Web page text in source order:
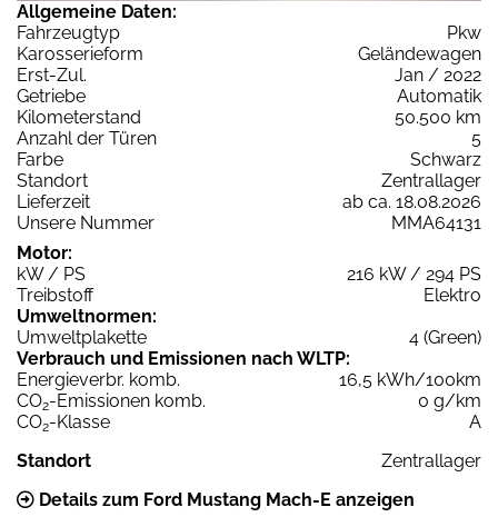
Allgemeine Daten:
Fahrzeugtyp
Pkw
Karosserieform
Geländewagen
Erst-Zul.
Jan / 2022
Getriebe
Automatik
Kilometerstand
50.500 km
Anzahl der Türen
5
Farbe
Schwarz
Standort
Zentrallager
Lieferzeit
ab ca. 18.08.2026
Unsere Nummer
MMA64131
Motor:
kW / PS
216 kW / 294 PS
Treibstoff
Elektro
Umweltnormen:
Umweltplakette
4 (Green)
Verbrauch und Emissionen nach WLTP:
Energieverbr. komb.
16,5 kWh/100km
CO2-Emissionen komb.
0 g/km
CO2-Klasse
A
Standort
Zentrallager
Details zum Ford Mustang Mach-E anzeigen